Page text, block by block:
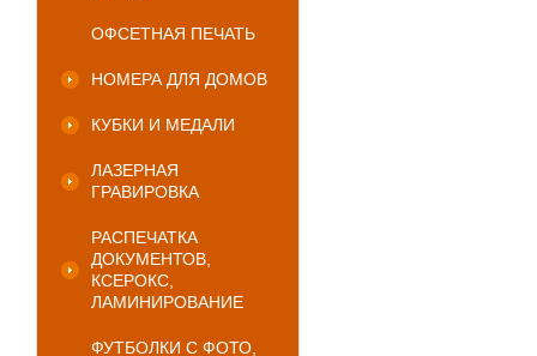
ОФСЕТНАЯ ПЕЧАТЬ
НОМЕРА ДЛЯ ДОМОВ
КУБКИ И МЕДАЛИ
ЛАЗЕРНАЯ
ГРАВИРОВКА
РАСПЕЧАТКА
ДОКУМЕНТОВ,
КСЕРОКС,
ЛАМИНИРОВАНИЕ
ФУТБОЛКИ С ФОТО,